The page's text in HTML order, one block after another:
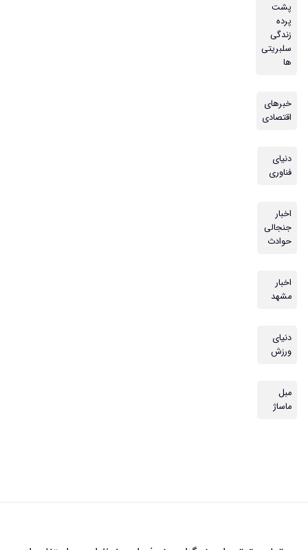
پشت
پرده
زندگی
سلبریتی
ها
خبرهای
اقتصادی
دنیای
فناوری
اخبار
جنجالی
حوادث
اخبار
مشهد
دنیای
ورزش
مبل
ماساژ